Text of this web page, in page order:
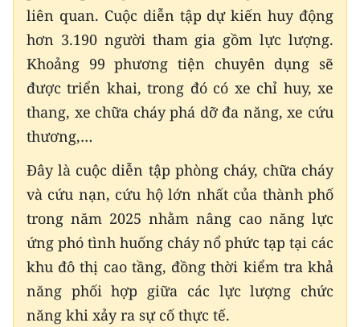
liên quan. Cuộc diễn tập dự kiến huy động
hơn 3.190 người tham gia gồm lực lượng.
Khoảng 99 phương tiện chuyên dụng sẽ
được triển khai, trong đó có xe chỉ huy, xe
thang, xe chữa cháy phá dỡ đa năng, xe cứu
thương,…
Đây là cuộc diễn tập phòng cháy, chữa cháy
và cứu nạn, cứu hộ lớn nhất của thành phố
trong năm 2025 nhằm nâng cao năng lực
ứng phó tình huống cháy nổ phức tạp tại các
khu đô thị cao tầng, đồng thời kiểm tra khả
năng phối hợp giữa các lực lượng chức
năng khi xảy ra sự cố thực tế.